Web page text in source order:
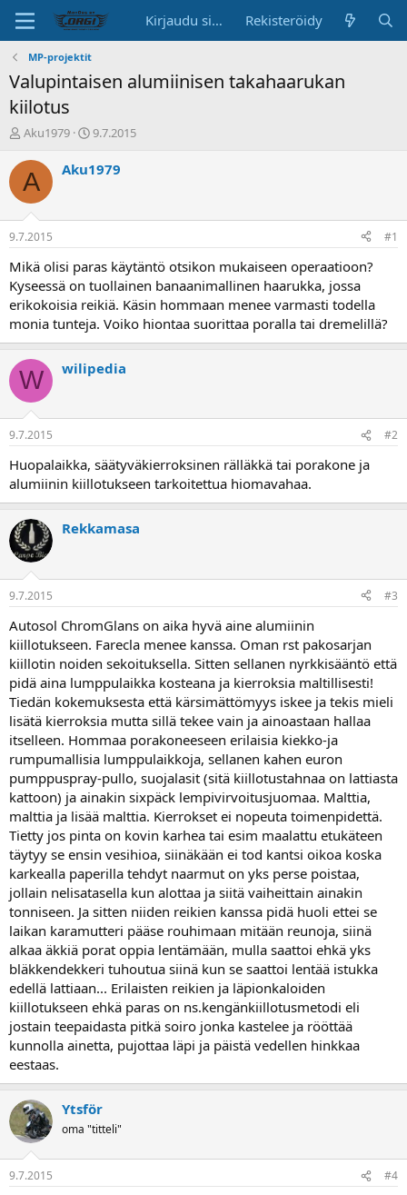
Kirjaudu sisään Rekisteröidy
MP-projektit
Valupintaisen alumiinisen takahaarukan
kiilotus
K
s
k
s
t
e
l
n
a
l
o
i
t
t
a
a
Aku1979
A
o
p
ä
v
ä
9.7.2015
A Aku1979
9.7.2015 #1
Mikä olisi paras käytäntö otsikon mukaiseen operaatioon?
Kyseessä on tuollainen banaanimallinen haarukka, jossa
erikokoisia reikiä. Käsin hommaan menee varmasti todella
monia tunteja. Voiko hiontaa suorittaa poralla tai dremelillä?
W wilipedia
9.7.2015 #2
Huopalaikka, säätyväkierroksinen rälläkkä tai porakone ja
alumiinin kiillotukseen tarkoitettua hiomavahaa.
Rekkamasa
9.7.2015 #3
Autosol ChromGlans on aika hyvä aine alumiinin
kiillotukseen. Farecla menee kanssa. Oman rst pakosarjan
kiillotin noiden sekoituksella. Sitten sellanen nyrkkisääntö että
pidä aina lumppulaikka kosteana ja kierroksia maltillisesti!
Tiedän kokemuksesta että kärsimättömyys iskee ja tekis mieli
lisätä kierroksia mutta sillä tekee vain ja ainoastaan hallaa
itselleen. Hommaa porakoneeseen erilaisia kiekko-ja
rumpumallisia lumppulaikkoja, sellanen kahen euron
pumppuspray-pullo, suojalasit (sitä kiillotustahnaa on lattiasta
kattoon) ja ainakin sixpäck lempivirvoitusjuomaa. Malttia,
malttia ja lisää malttia. Kierrokset ei nopeuta toimenpidettä.
Tietty jos pinta on kovin karhea tai esim maalattu etukäteen
täytyy se ensin vesihioa, siinäkään ei tod kantsi oikoa koska
karkealla paperilla tehdyt naarmut on yks perse poistaa,
jollain nelisatasella kun alottaa ja siitä vaiheittain ainakin
tonniseen. Ja sitten niiden reikien kanssa pidä huoli ettei se
laikan karamutteri pääse rouhimaan mitään reunoja, siinä
alkaa äkkiä porat oppia lentämään, mulla saattoi ehkä yks
bläkkendekkeri tuhoutua siinä kun se saattoi lentää istukka
edellä lattiaan... Erilaisten reikien ja läpionkaloiden
kiillotukseen ehkä paras on ns.kengänkiillotusmetodi eli
jostain teepaidasta pitkä soiro jonka kastelee ja rööttää
kunnolla ainetta, pujottaa läpi ja päistä vedellen hinkkaa
eestaas.
Ytsför
oma "titteli"
9.7.2015 #4